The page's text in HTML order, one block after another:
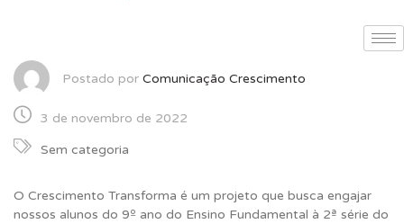
Postado por Comunicação Crescimento
3 de novembro de 2022
Sem categoria
O Crescimento Transforma é um projeto que busca engajar
nossos alunos do 9º ano do Ensino Fundamental à 2ª série do